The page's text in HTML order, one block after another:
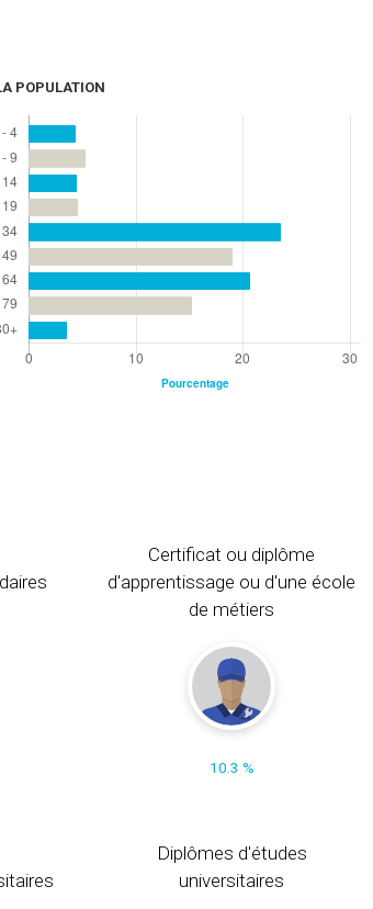
POPULATION
Certificat ou diplôme
d'apprentissage ou d'une école
de métiers
10.3 %
Diplômes d'études
universitaires